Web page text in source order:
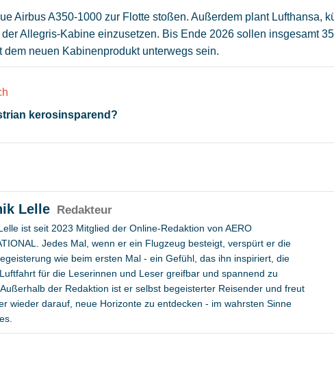
Airbus A350-1000 zur Flotte stoßen. Außerdem plant Lufthansa,
der Allegris-Kabine einzusetzen. Bis Ende 2026 sollen insgesamt 35
dem neuen Kabinenprodukt unterwegs sein.
kerosinsparend?
Lelle Redakteur
ist seit 2023 Mitglied der Online-Redaktion von AERO
Jedes Mal, wenn er ein Flugzeug besteigt, verspürt er die
wie beim ersten Mal - ein Gefühl, das ihn inspiriert, die
für die Leserinnen und Leser greifbar und spannend zu
der Redaktion ist er selbst begeisterter Reisender und freut
wieder darauf, neue Horizonte zu entdecken - im wahrsten Sinne